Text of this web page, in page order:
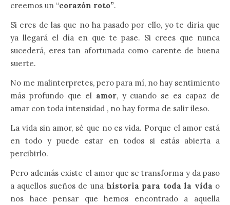
creemos un “corazón roto”.
Si eres de las que no ha pasado por ello, yo te diría que
ya llegará el día en que te pase. Si crees que nunca
sucederá, eres tan afortunada como carente de buena
suerte.
No me malinterpretes, pero para mí, no hay sentimiento
más profundo que el amor, y cuando se es capaz de
amar con toda intensidad , no hay forma de salir ileso.
La vida sin amor, sé que no es vida. Porque el amor está
en todo y puede estar en todos si estás abierta a
percibirlo.
Pero además existe el amor que se transforma y da paso
a aquellos sueños de una historia para toda la vida o
nos hace pensar que hemos encontrado a aquella